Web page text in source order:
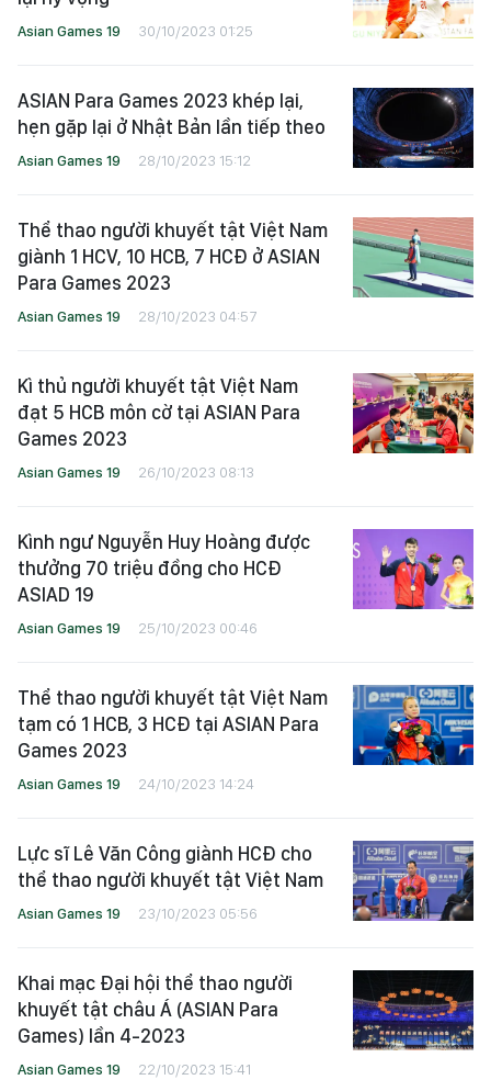
Asian Games 19 30/10/2023 01:25
ASIAN Para Games 2023 khép lại,
hẹn gặp lại ở Nhật Bản lần tiếp theo
Asian Games 19 28/10/2023 15:12
Thể thao người khuyết tật Việt Nam
giành 1 HCV, 10 HCB, 7 HCĐ ở ASIAN
Para Games 2023
Asian Games 19 28/10/2023 04:57
Kì thủ người khuyết tật Việt Nam
đạt 5 HCB môn cờ tại ASIAN Para
Games 2023
Asian Games 19 26/10/2023 08:13
Kình ngư Nguyễn Huy Hoàng được
thưởng 70 triệu đồng cho HCĐ
ASIAD 19
Asian Games 19 25/10/2023 00:46
Thể thao người khuyết tật Việt Nam
tạm có 1 HCB, 3 HCĐ tại ASIAN Para
Games 2023
Asian Games 19 24/10/2023 14:24
Lực sĩ Lê Văn Công giành HCĐ cho
thể thao người khuyết tật Việt Nam
Asian Games 19 23/10/2023 05:56
Khai mạc Đại hội thể thao người
khuyết tật châu Á (ASIAN Para
Games) lần 4-2023
Asian Games 19 22/10/2023 15:41